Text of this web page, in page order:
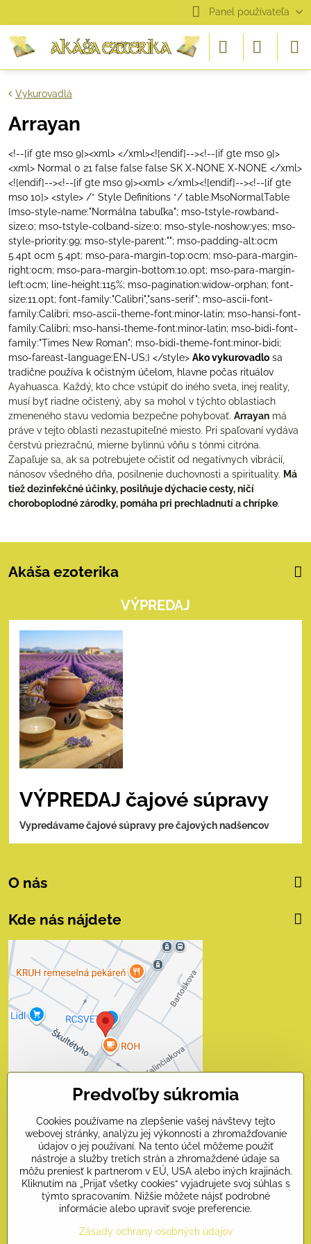
Panel používateľa
Vykurovadlá
Arrayan
<!--[if gte mso 9]><xml> </xml><![endif]--><!--[if gte mso 9]>
<xml> Normal 0 21 false false false SK X-NONE X-NONE </xml>
<![endif]--><!--[if gte mso 9]><xml> </xml><![endif]--><!--[if gte
mso 10]> <style> /* Style Definitions */ table.MsoNormalTable
{mso-style-name:"Normálna tabuľka"; mso-tstyle-rowband-
size:0; mso-tstyle-colband-size:0; mso-style-noshow:yes; mso-
style-priority:99; mso-style-parent:""; mso-padding-alt:0cm
5.4pt 0cm 5.4pt; mso-para-margin-top:0cm; mso-para-margin-
right:0cm; mso-para-margin-bottom:10.0pt; mso-para-margin-
left:0cm; line-height:115%; mso-pagination:widow-orphan; font-
size:11.0pt; font-family:"Calibri","sans-serif"; mso-ascii-font-
family:Calibri; mso-ascii-theme-font:minor-latin; mso-hansi-font-
family:Calibri; mso-hansi-theme-font:minor-latin; mso-bidi-font-
family:"Times New Roman"; mso-bidi-theme-font:minor-bidi;
mso-fareast-language:EN-US;} </style> Ako vykurovadlo sa
tradične používa k očistným účelom, hlavne počas rituálov
Ayahuasca. Každý, kto chce vstúpiť do iného sveta, inej reality,
musí byť riadne očistený, aby sa mohol v týchto oblastiach
zmeneného stavu vedomia bezpečne pohybovať. Arrayan má
práve v tejto oblasti nezastupiteľné miesto. Pri spaľovaní vydáva
čerstvú priezračnú, mierne bylinnú vôňu s tónmi citróna.
Zapaľuje sa, ak sa potrebujete očistiť od negatívnych vibrácií,
nánosov všedného dňa, posilnenie duchovnosti a spirituality. Má
tiež dezinfekčné účinky, posilňuje dýchacie cesty, ničí
choroboplodné zárodky, pomáha pri prechladnutí a chrípke.
Akáša ezoterika
VÝPREDAJ
VÝPREDAJ čajové súpravy
Vypredávame čajové súpravy pre čajových nadšencov
O nás
Kde nás nájdete
Externý obsah je
blokovaný Voľbami
súkromia
Prajete si načítať externý obsah?
Povoliť tentokrát
Povoliť a zapamätať - súhlas
Otvoriť obsah v novom okne
Kontakty
Naši priatelia
Predvoľby súkromia
Cookies používame na zlepšenie vašej návštevy tejto
webovej stránky, analýzu jej výkonnosti a zhromažďovanie
údajov o jej používaní. Na tento účel môžeme použiť
nástroje a služby tretích strán a zhromaždené údaje sa
môžu preniesť k partnerom v EÚ, USA alebo iných krajinách.
Kliknutím na „Prijať všetky cookies“ vyjadrujete svoj súhlas s
týmto spracovaním. Nižšie môžete nájsť podrobné
informácie alebo upraviť svoje preferencie.
Zásady ochrany osobných údajov